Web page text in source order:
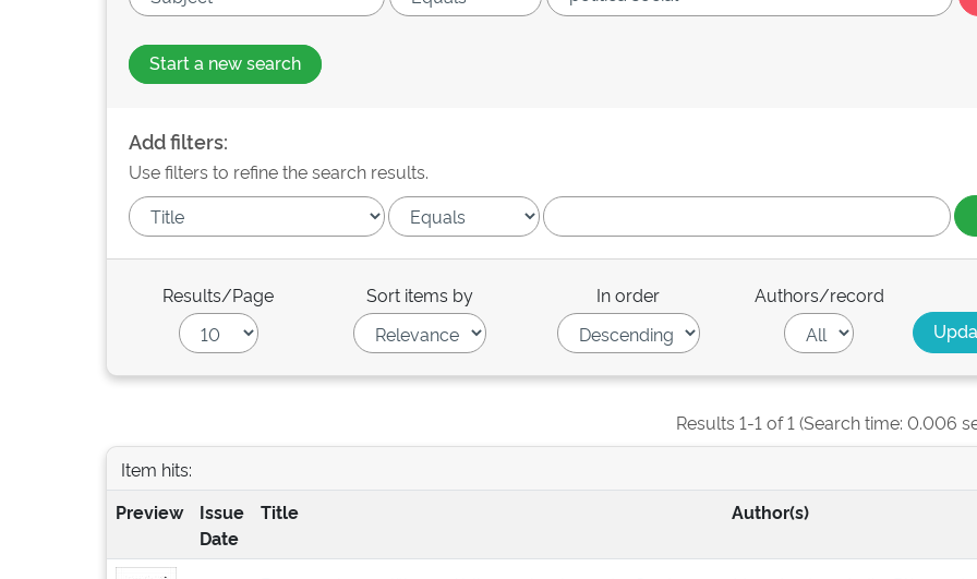
Start a new search
Add filters:
Use filters to refine the search results.
Results/Page Sort items by In order Authors/record
Results 1-1 of 1 (Search time: 0.006
Item hits:
Preview
Issue
Date
Title Author(s)